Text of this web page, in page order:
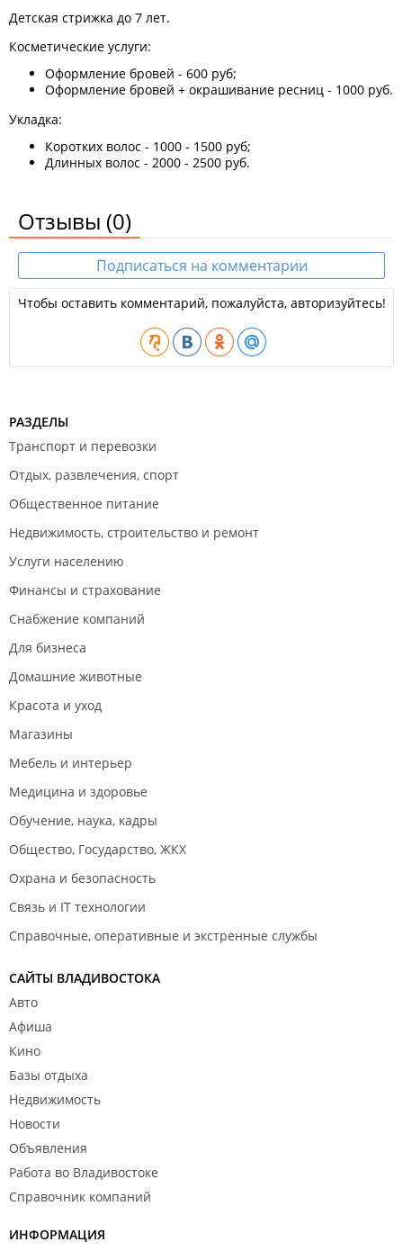
Детская стрижка до 7 лет.
Косметические услуги:
Оформление бровей - 600 руб;
Оформление бровей + окрашивание ресниц - 1000 руб.
Укладка:
Коротких волос - 1000 - 1500 руб;
Длинных волос - 2000 - 2500 руб.
Отзывы (0)
Подписаться на комментарии
Чтобы оставить комментарий, пожалуйста, авторизуйтесь!
РАЗДЕЛЫ
Транспорт и перевозки
Отдых, развлечения, спорт
Общественное питание
Недвижимость, строительство и ремонт
Услуги населению
Финансы и страхование
Снабжение компаний
Для бизнеса
Домашние животные
Красота и уход
Магазины
Мебель и интерьер
Медицина и здоровье
Обучение, наука, кадры
Общество, Государство, ЖКХ
Охрана и безопасность
Связь и IT технологии
Справочные, оперативные и экстренные службы
САЙТЫ ВЛАДИВОСТОКА
Авто
Афиша
Кино
Базы отдыха
Недвижимость
Новости
Объявления
Работа во Владивостоке
Справочник компаний
ИНФОРМАЦИЯ